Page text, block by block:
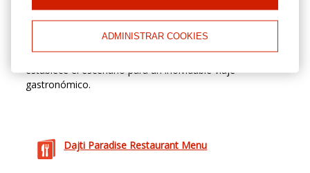
ADMINISTRAR COOKIES
El personal cálido y amigable te da la bienvenida a un
de suelo a techo enmarcan las impresionantes vistas de
los paisajes circundantes. La atmósfera acogedora
establece el escenario para un inolvidable viaje
gastronómico.
Dajti Paradise Restaurant Menu